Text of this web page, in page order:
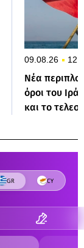
09.08.26
Νέα
όροι του
και το